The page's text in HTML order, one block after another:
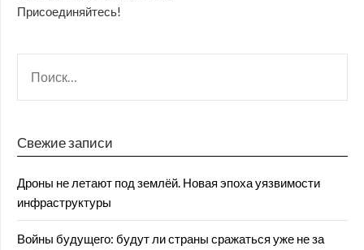
Присоединяйтесь!
Свежие записи
Дроны не летают под землёй. Новая эпоха уязвимости
инфраструктуры
Войны будущего: будут ли страны сражаться уже не за